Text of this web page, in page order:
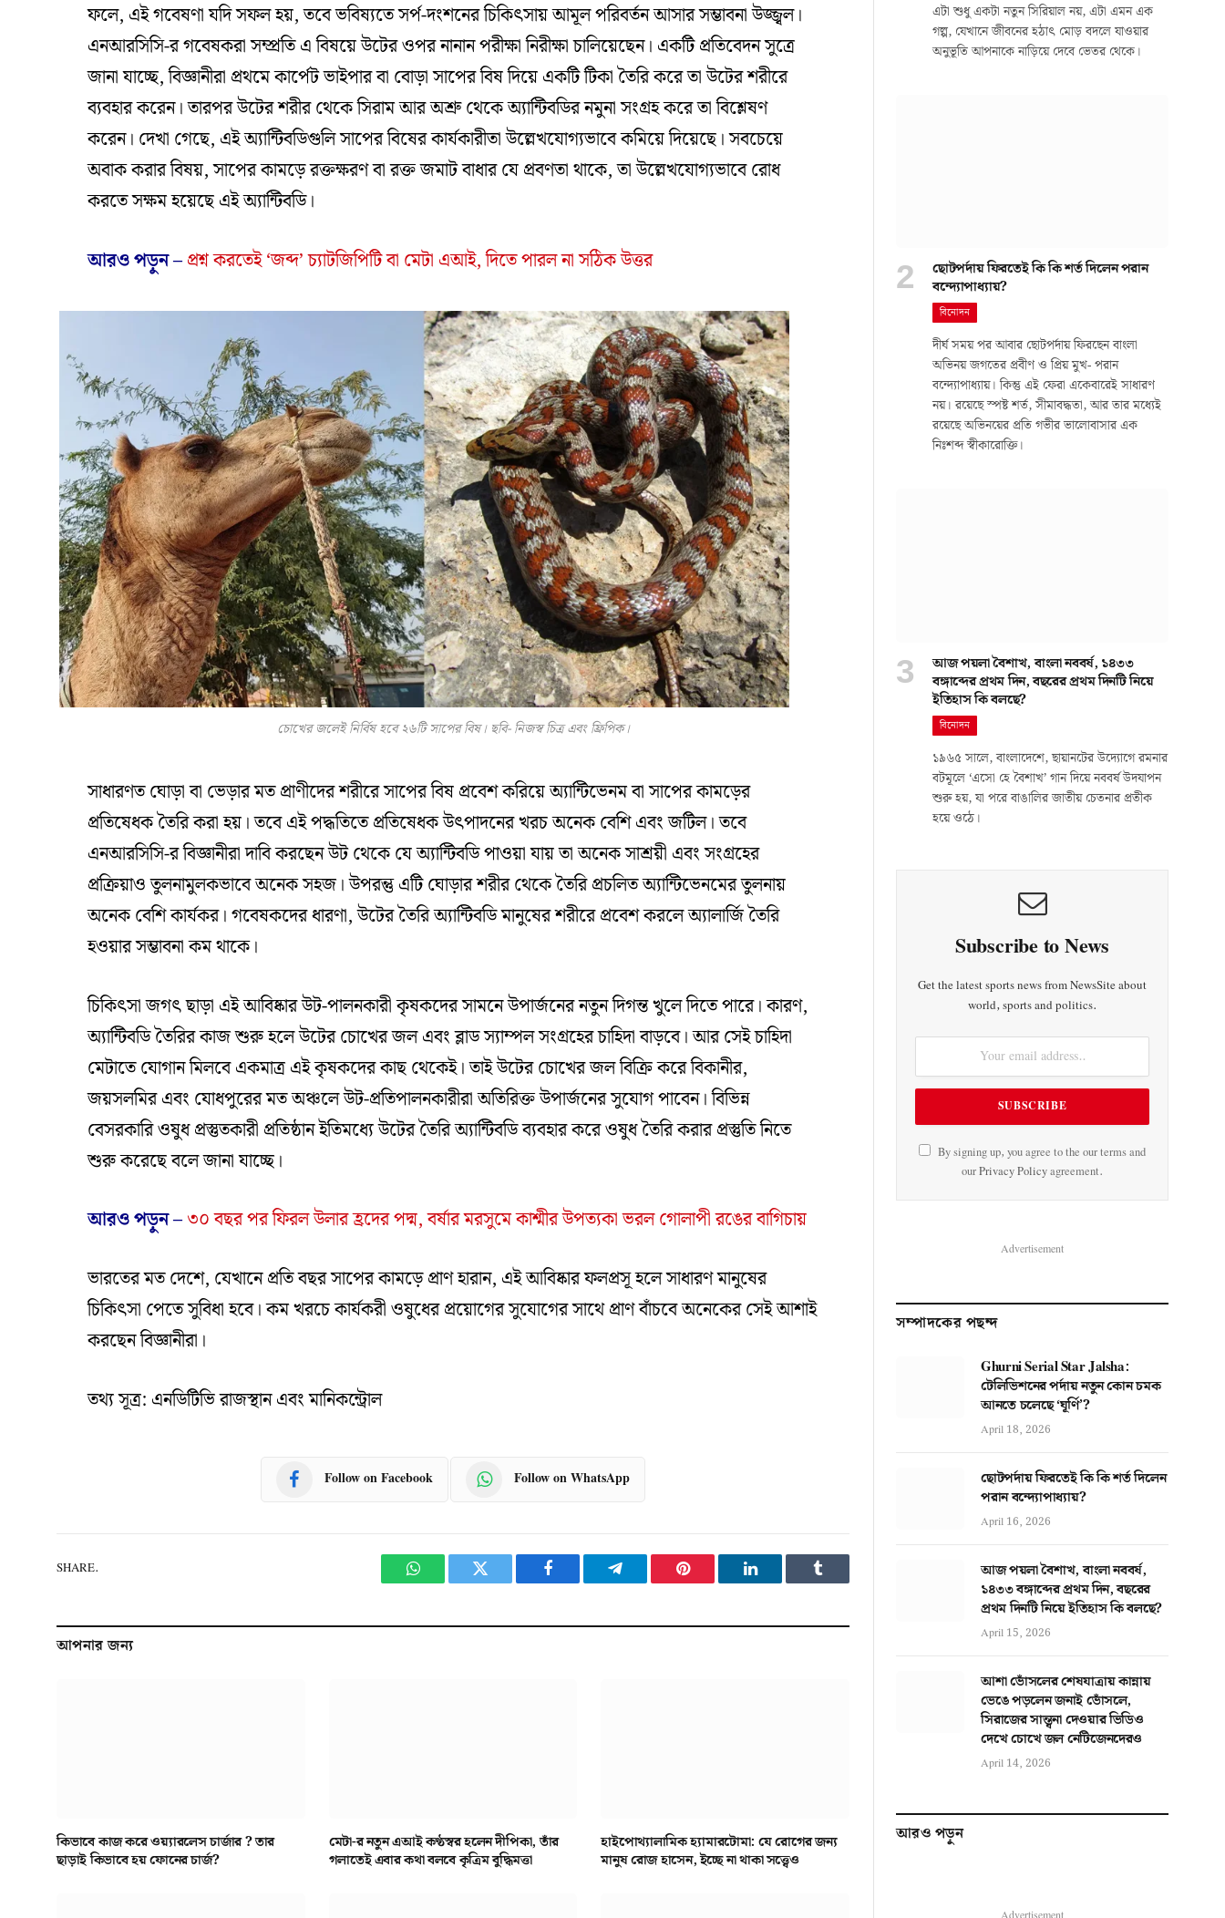
ফলে, এই গবেষণা যদি সফল হয়, তবে ভবিষ্যতে সর্প-দংশনের চিকিৎসায় আমূল পরিবর্তন আসার সম্ভাবনা উজ্জ্বল।
এনআরসিসি-র গবেষকরা সম্প্রতি এ বিষয়ে উটের ওপর নানান পরীক্ষা নিরীক্ষা চালিয়েছেন। একটি প্রতিবেদন সুত্রে
জানা যাচ্ছে, বিজ্ঞানীরা প্রথমে কার্পেট ভাইপার বা বোড়া সাপের বিষ দিয়ে একটি টিকা তৈরি করে তা উটের শরীরে
ব্যবহার করেন। তারপর উটের শরীর থেকে সিরাম আর অশ্রু থেকে অ্যান্টিবডির নমুনা সংগ্রহ করে তা বিশ্লেষণ
করেন। দেখা গেছে, এই অ্যান্টিবডিগুলি সাপের বিষের কার্যকারীতা উল্লেখযোগ্যভাবে কমিয়ে দিয়েছে। সবচেয়ে
অবাক করার বিষয়, সাপের কামড়ে রক্তক্ষরণ বা রক্ত জমাট বাধার যে প্রবণতা থাকে, তা উল্লেখযোগ্যভাবে রোধ
করতে সক্ষম হয়েছে এই অ্যান্টিবডি।
আরও পড়ুন –প্রশ্ন করতেই ‘জব্দ’ চ্যাটজিপিটি বা মেটা এআই, দিতে পারল না সঠিক উত্তর
চোখের জলেই নির্বিষ হবে ২৬টি সাপের বিষ। ছবি- নিজস্ব চিত্র এবং ফ্রিপিক।
সাধারণত ঘোড়া বা ভেড়ার মত প্রাণীদের শরীরে সাপের বিষ প্রবেশ করিয়ে অ্যান্টিভেনম বা সাপের কামড়ের
প্রতিষেধক তৈরি করা হয়। তবে এই পদ্ধতিতে প্রতিষেধক উৎপাদনের খরচ অনেক বেশি এবং জটিল। তবে
এনআরসিসি-র বিজ্ঞানীরা দাবি করছেন উট থেকে যে অ্যান্টিবডি পাওয়া যায় তা অনেক সাশ্রয়ী এবং সংগ্রহের
প্রক্রিয়াও তুলনামুলকভাবে অনেক সহজ। উপরন্তু এটি ঘোড়ার শরীর থেকে তৈরি প্রচলিত অ্যান্টিভেনমের তুলনায়
অনেক বেশি কার্যকর। গবেষকদের ধারণা, উটের তৈরি অ্যান্টিবডি মানুষের শরীরে প্রবেশ করলে অ্যালার্জি তৈরি
হওয়ার সম্ভাবনা কম থাকে।
চিকিৎসা জগৎ ছাড়া এই আবিষ্কার উট-পালনকারী কৃষকদের সামনে উপার্জনের নতুন দিগন্ত খুলে দিতে পারে। কারণ,
অ্যান্টিবডি তৈরির কাজ শুরু হলে উটের চোখের জল এবং ব্লাড স্যাম্পল সংগ্রহের চাহিদা বাড়বে। আর সেই চাহিদা
মেটাতে যোগান মিলবে একমাত্র এই কৃষকদের কাছ থেকেই। তাই উটের চোখের জল বিক্রি করে বিকানীর,
জয়সলমির এবং যোধপুরের মত অঞ্চলে উট-প্রতিপালনকারীরা অতিরিক্ত উপার্জনের সুযোগ পাবেন। বিভিন্ন
বেসরকারি ওষুধ প্রস্তুতকারী প্রতিষ্ঠান ইতিমধ্যে উটের তৈরি অ্যান্টিবডি ব্যবহার করে ওষুধ তৈরি করার প্রস্তুতি নিতে
শুরু করেছে বলে জানা যাচ্ছে।
আরও পড়ুন –৩০ বছর পর ফিরল উলার হ্রদের পদ্ম, বর্ষার মরসুমে কাশ্মীর উপত্যকা ভরল গোলাপী রঙের বাগিচায়
ভারতের মত দেশে, যেখানে প্রতি বছর সাপের কামড়ে প্রাণ হারান, এই আবিষ্কার ফলপ্রসূ হলে সাধারণ মানুষের
চিকিৎসা পেতে সুবিধা হবে। কম খরচে কার্যকরী ওষুধের প্রয়োগের সুযোগের সাথে প্রাণ বাঁচবে অনেকের সেই আশাই
করছেন বিজ্ঞানীরা।
তথ্য সূত্র: এনডিটিভি রাজস্থান এবং মানিকন্ট্রোল
Follow on Facebook Follow on WhatsApp
SHARE.
WhatsAppTwitter Facebook Telegram Pinterest LinkedIn Tumblr
আপনার জন্য
কিভাবে কাজ করে ওয়্যারলেস চার্জার ? তার
ছাড়াই কিভাবে হয় ফোনের চার্জ?
মেটা-র নতুন এআই কণ্ঠস্বর হলেন দীপিকা, তাঁর
গলাতেই এবার কথা বলবে কৃত্রিম বুদ্ধিমত্তা
হাইপোথ্যালামিক হ্যামারটোমা: যে রোগের জন্য
মানুষ রোজ হাসেন, ইচ্ছে না থাকা সত্ত্বেও
এটা শুধু একটা নতুন সিরিয়াল নয়, এটা এমন এক
গল্প, যেখানে জীবনের হঠাৎ মোড় বদলে যাওয়ার
অনুভূতি আপনাকে নাড়িয়ে দেবে ভেতর থেকে।
ছোটপর্দায় ফিরতেই কি কি শর্ত দিলেন পরান
বন্দ্যোপাধ্যায়?
বিনোদন
দীর্ঘ সময় পর আবার ছোটপর্দায় ফিরছেন বাংলা
অভিনয় জগতের প্রবীণ ও প্রিয় মুখ- পরান
বন্দ্যোপাধ্যায়। কিন্তু এই ফেরা একেবারেই সাধারণ
নয়। রয়েছে স্পষ্ট শর্ত, সীমাবদ্ধতা, আর তার মধ্যেই
রয়েছে অভিনয়ের প্রতি গভীর ভালোবাসার এক
নিঃশব্দ স্বীকারোক্তি।
আজ পয়লা বৈশাখ, বাংলা নববর্ষ, ১৪৩৩
বঙ্গাব্দের প্রথম দিন, বছরের প্রথম দিনটি নিয়ে
ইতিহাস কি বলছে?
বিনোদন
১৯৬৫ সালে, বাংলাদেশে, ছায়ানটের উদ্যোগে রমনার
বটমূলে ‘এসো হে বৈশাখ’ গান দিয়ে নববর্ষ উদযাপন
শুরু হয়, যা পরে বাঙালির জাতীয় চেতনার প্রতীক
হয়ে ওঠে।
Subscribe to News
Get the latest sports news from NewsSite about
world, sports and politics.
By signing up, you agree to the our terms and
ourPrivacy Policyagreement.
Advertisement
সম্পাদকের পছন্দ
Ghurni Serial Star Jalsha:
টেলিভিশনের পর্দায় নতুন কোন চমক
আনতে চলেছে ‘ঘূর্ণি’?
April 18, 2026
ছোটপর্দায় ফিরতেই কি কি শর্ত দিলেন
পরান বন্দ্যোপাধ্যায়?
April 16, 2026
আজ পয়লা বৈশাখ, বাংলা নববর্ষ,
১৪৩৩ বঙ্গাব্দের প্রথম দিন, বছরের
প্রথম দিনটি নিয়ে ইতিহাস কি বলছে?
April 15, 2026
আশা ভোঁসলের শেষযাত্রায় কান্নায়
ভেঙে পড়লেন জনাই ভোঁসলে,
সিরাজের সান্ত্বনা দেওয়ার ভিডিও
দেখে চোখে জল নেটিজেনদেরও
April 14, 2026
আরও পড়ুন